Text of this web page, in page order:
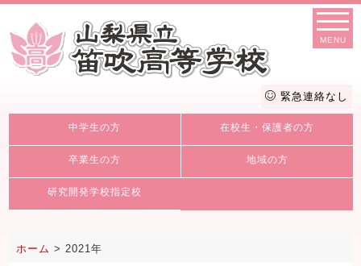
MENU
緊急連絡なし
中学生の方 在校生・保護者の方
卒業生の方 地域の方
研究開発学校指定校
ホーム > 2021年